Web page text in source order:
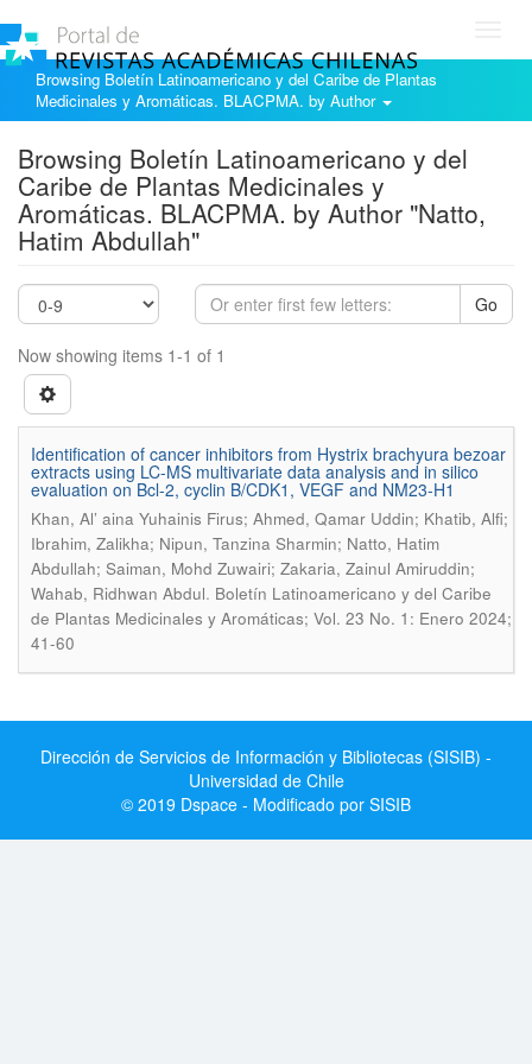
Browsing Boletín Latinoamericano y del Caribe de Plantas
Medicinales y Aromáticas. BLACPMA. by Author
Browsing Boletín Latinoamericano y del
Caribe de Plantas Medicinales y
Aromáticas. BLACPMA. by Author "Natto,
Hatim Abdullah"
Go
Now showing items 1-1 of 1
Identification of cancer inhibitors from Hystrix brachyura bezoar
extracts using LC-MS multivariate data analysis and in silico
evaluation on Bcl-2, cyclin B/CDK1, VEGF and NM23-H1
Khan, Al’ aina Yuhainis Firus; Ahmed, Qamar Uddin; Khatib, Alfi;
Ibrahim, Zalikha; Nipun, Tanzina Sharmin; Natto, Hatim
Abdullah; Saiman, Mohd Zuwairi; Zakaria, Zainul Amiruddin;
Wahab, Ridhwan Abdul. Boletín Latinoamericano y del Caribe
de Plantas Medicinales y Aromáticas; Vol. 23 No. 1: Enero 2024;
41-60
Dirección de Servicios de Información y Bibliotecas (SISIB) -
Universidad de Chile
© 2019 Dspace - Modificado por SISIB